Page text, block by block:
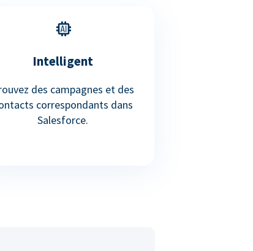
Intelligent
des campagnes et des
correspondants dans
Salesforce.